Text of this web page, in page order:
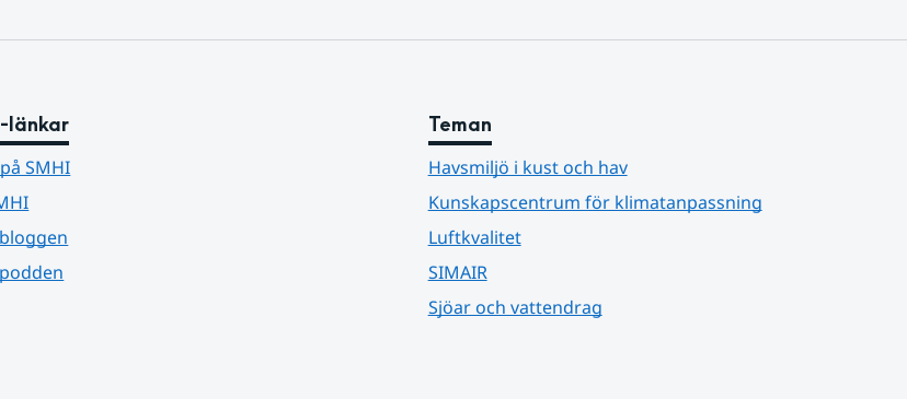
länkar
SMHI
Teman
Havsmiljö i kust och hav
Kunskapscentrum för klimatanpassning
Luftkvalitet
SIMAIR
Sjöar och vattendrag